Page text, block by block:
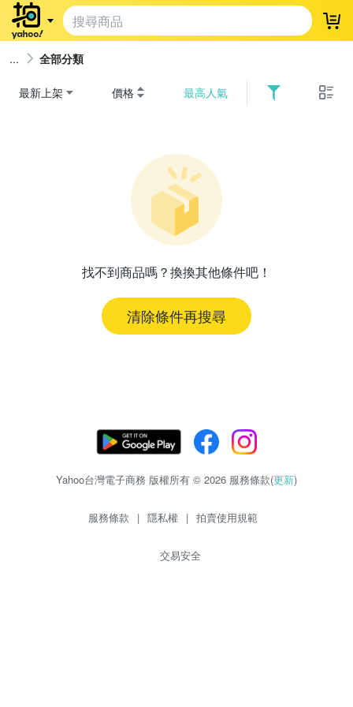
登
全部分類
最新上架 價格 最高人氣
找不到商品嗎？換換其他條件吧！
清除條件再搜尋
Yahoo台灣電子商務 版權所有 © 2026 服務條款(更新)
服務條款 | 隱私權 | 拍賣使用規範
交易安全